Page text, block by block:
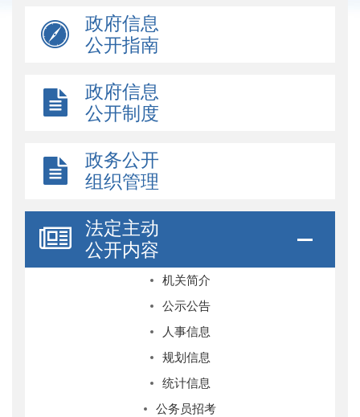
政府信息
公开指南
政府信息
公开制度
政务公开
组织管理
法定主动
公开内容
机关简介
公示公告
人事信息
规划信息
统计信息
公务员招考